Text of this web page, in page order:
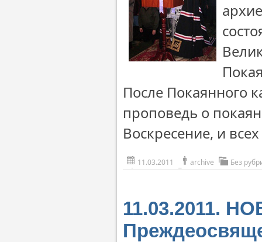
После Покаянного
проповедь о
Воскресение, и
11.03.2011 archive Без
11.03.2011.